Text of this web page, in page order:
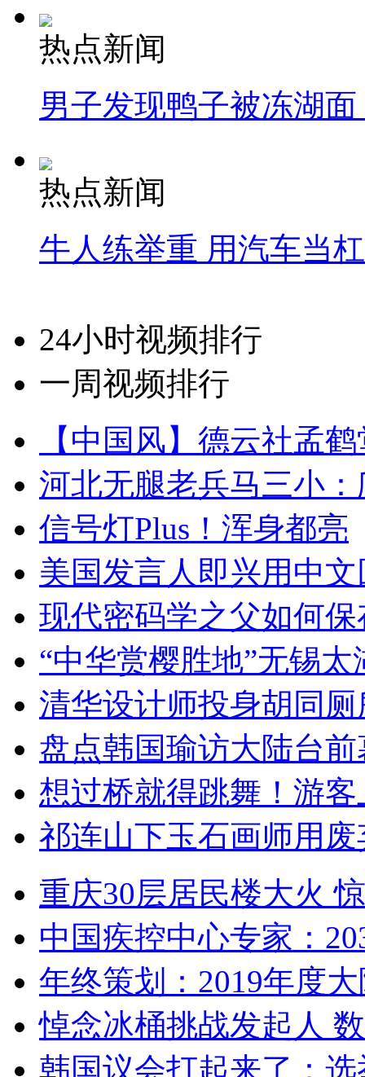
热点新闻
男子发现鸭子被冻湖
热点新闻
牛人练举重 用汽车当
24小时视频排行
一周视频排行
【中国风】德云社孟
河北无腿老兵马三小
信号灯Plus！浑身都亮
美国发言人即兴用中
现代密码学之父如何
“中华赏樱胜地”无锡
清华设计师投身胡同
盘点韩国瑜访大陆台
想过桥就得跳舞！游客
祁连山下玉石画师用
重庆30层居民楼大火
中国疾控中心专家：
年终策划：2019年度
悼念冰桶挑战发起人
韩国议会打起来了：